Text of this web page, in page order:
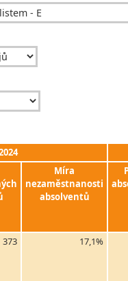
Míra
nezaměstnanosti
absolventů
373 17,1%